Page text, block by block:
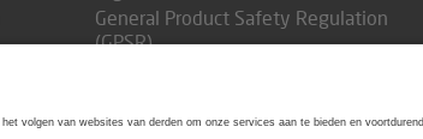
General Product Safety Regulation
(GPSR)